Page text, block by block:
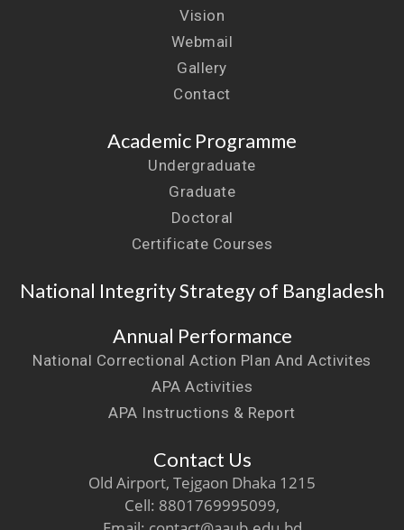
Vision
Webmail
Gallery
Contact
Academic Programme
Undergraduate
Graduate
Doctoral
Certificate Courses
National Integrity Strategy of Bangladesh
Annual Performance
National Correctional Action Plan And Activites
APA Activities
APA Instructions & Report
Contact Us
Old Airport, Tejgaon Dhaka 1215
Cell: 8801769995099,